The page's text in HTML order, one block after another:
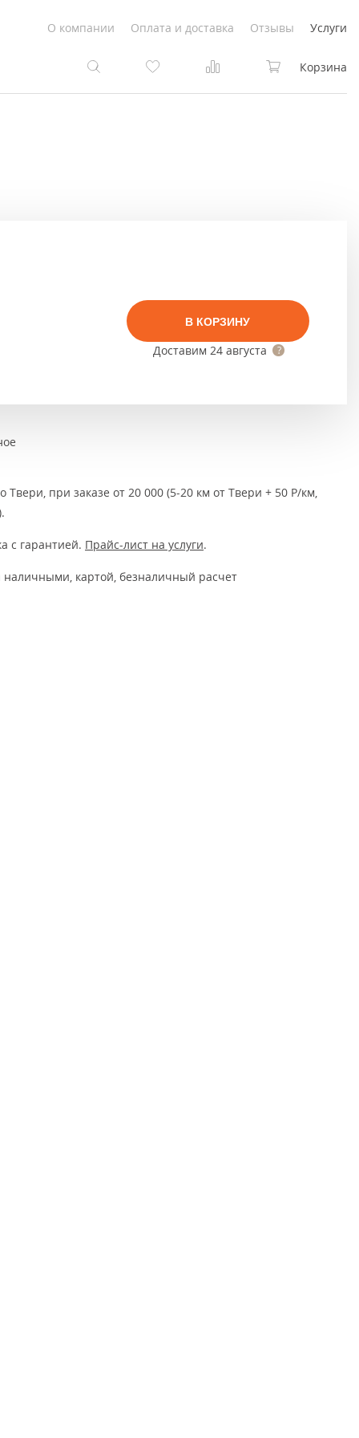
О компании Оплата и доставка Отзывы Услуги
Корзина
В КОРЗИНУ
Доставим24 августа
Твери, при заказе от 20 000 (5-20 км от Твери + 50 Р/км,
с гарантией. Прайс-лист на услуги.
картой, безналичный расчет